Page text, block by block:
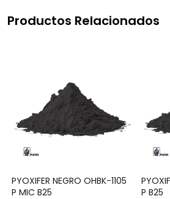
Productos Relacionados
PYOXIFER NEGRO OHBK-1105
P MIC B25
P B25